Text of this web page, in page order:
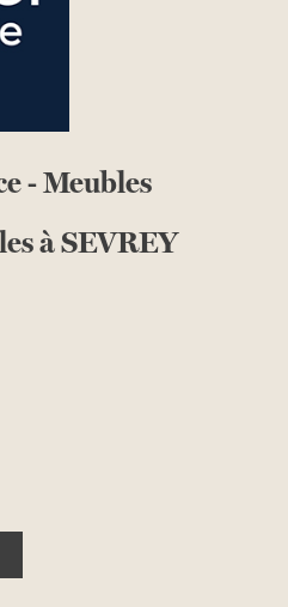
- Meubles
à SEVREY